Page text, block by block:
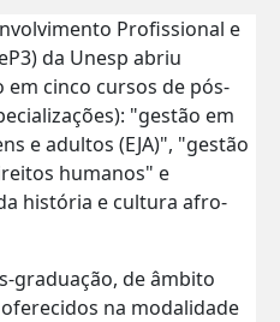
Profissional e
da Unesp abriu
cinco cursos de pós-
"gestão em
e adultos (EJA)", "gestão
humanos" e
história e cultura afro-
graduação, de âmbito
na modalidade